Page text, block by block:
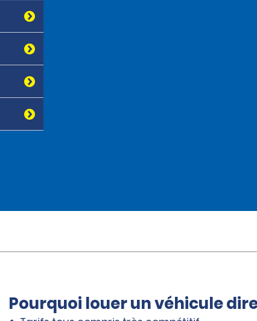
Pourquoi louer un véhicule